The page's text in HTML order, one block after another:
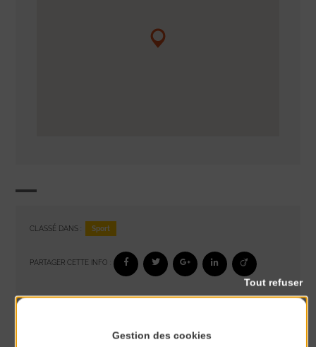
CLASSÉ DANS : Sport
PARTAGER CETTE INFO :
Gestion des cookies
Tout refuser